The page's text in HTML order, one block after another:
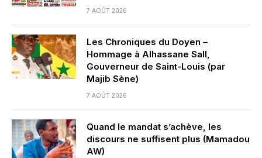
7 AOÛT 2026
Les Chroniques du Doyen –
Hommage à Alhassane Sall,
Gouverneur de Saint-Louis (par
Majib Sène)
7 AOÛT 2026
Quand le mandat s’achève, les
discours ne suffisent plus (Mamadou
AW)